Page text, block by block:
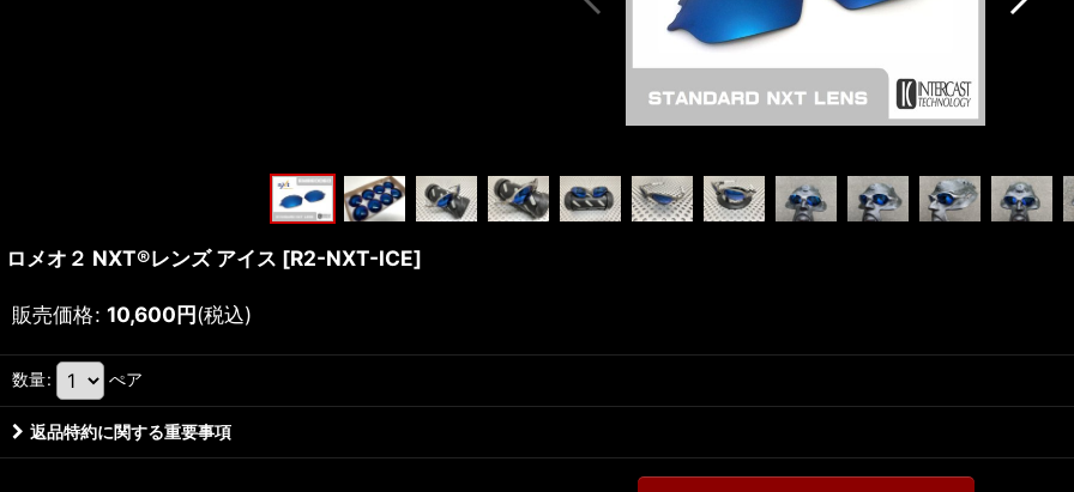
ロメオ２ NXT®レンズ アイス [R2-NXT-ICE]
販売価格: 10,600円(税込)
数量: ぺア
返品特約に関する重要事項